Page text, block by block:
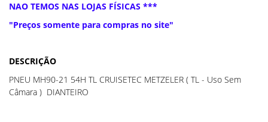
NAO TEMOS NAS LOJAS FÍSICAS ***
"Preços somente para compras no site"
DESCRIÇÃO
PNEU MH90-21 54H TL CRUISETEC METZELER ( TL - Uso Sem
Câmara ) DIANTEIRO